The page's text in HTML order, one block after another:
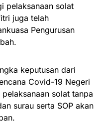
pelaksanaan solat
juga telah
Pengurusan
keputusan dari
Covid-19 Negeri
solat tanpa
surau serta SOP akan